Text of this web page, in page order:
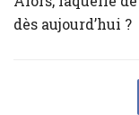
dès aujourd’hui ?